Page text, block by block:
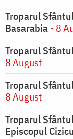
Troparul
Basarabia- 8
Troparul
8 August
Troparul
8 August
Troparul
Episcopul